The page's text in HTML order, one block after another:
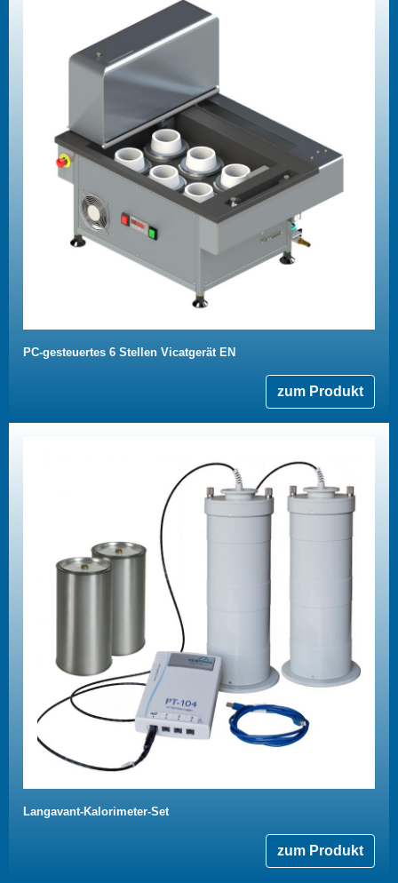
PC-gesteuertes 6 Stellen Vicatgerät EN
zum Produkt
Langavant-Kalorimeter-Set
zum Produkt